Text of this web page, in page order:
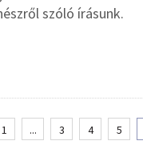
szóló írásunk.
1 ... 3 4 5